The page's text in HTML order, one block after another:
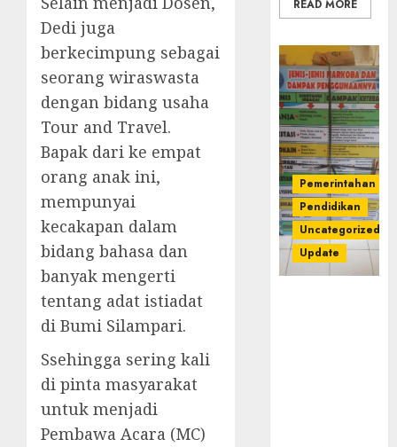
Dedi juga
berkecimpung sebagai
seorang wiraswasta
dengan bidang usaha
Tour and Travel.
Bapak dari ke empat
orang anak ini,
mempunyai
kecakapan dalam
bidang bahasa dan
banyak mengerti
tentang adat istiadat
di Bumi Silampari.
Ssehingga sering kali
di pinta masyarakat
untuk menjadi
Pembawa Acara (MC)
READ MORE
Pemerintahan
Pendidikan
Uncategorized
Update